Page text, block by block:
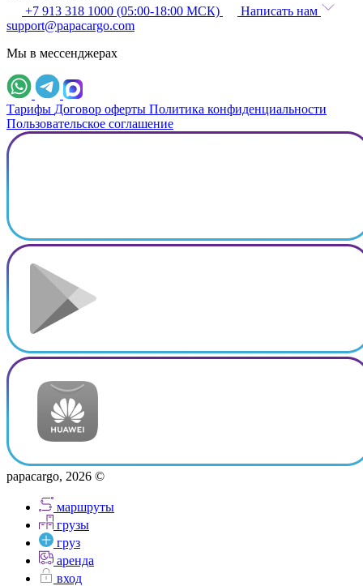
+7 913 318 1000 (05:00-18:00 МСК)
Написать нам
support@papacargo.com
Мы в мессенджерах
Тарифы Договор оферты Политика конфиденциальности
Пользовательское соглашение
papacargo, 2026 ©
маршруты
грузы
груз
аренда
вход